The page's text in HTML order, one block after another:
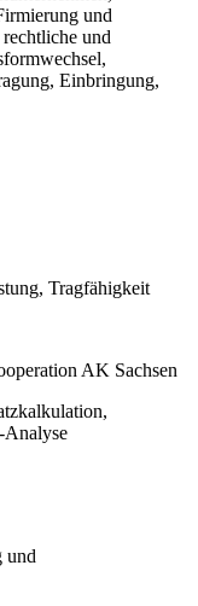
und
und
Einbringung,
Tragfähigkeit
AK Sachsen
Analyse
und